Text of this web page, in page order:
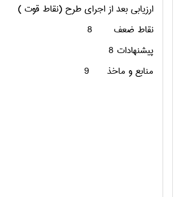
ارزیابی بعد از اجرای طرح (نقاط قوت )
نقاط ضعف
8
پیشنهادات 8
منابع و ماخذ
9